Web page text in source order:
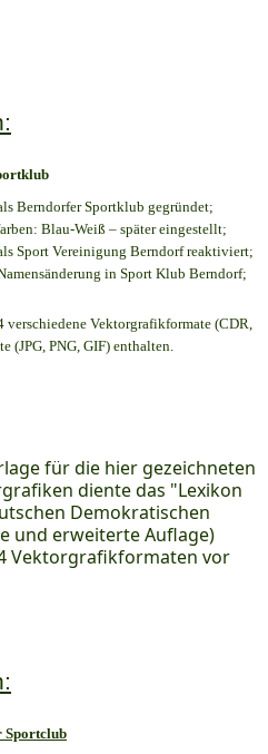
Berndorfer Sportklub gegründet;
Blau-Weiß – später eingestellt;
Sport Vereinigung Berndorf reaktiviert;
in Sport Klub Berndorf;
verschiedene Vektorgrafikformate (CDR,
(JPG, PNG, GIF) enthalten.
für die hier gezeichneten
diente das "Lexikon
Demokratischen
und erweiterte Auflage)
Vektorgrafikformaten vor
Sportclub